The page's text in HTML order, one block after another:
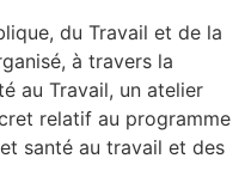
du Travail et de la
à travers la
au Travail, un atelier
relatif au programme
santé au travail et des